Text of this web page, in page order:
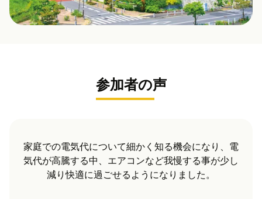
参加者の声
我が家では投資分は7年ほどで回収できる見込みで
す。その後も太陽光発電が続くことを考えるとお勧